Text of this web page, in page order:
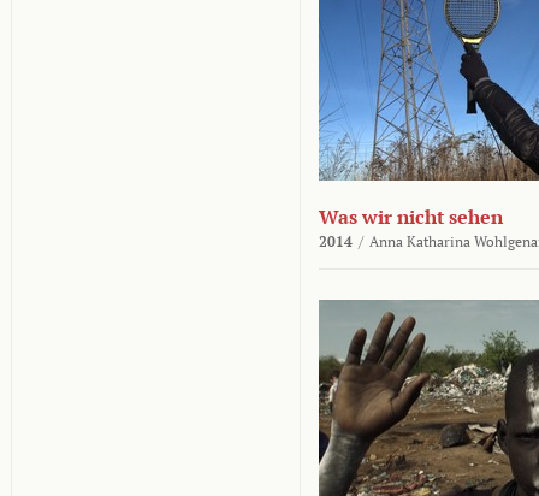
Was wir nicht sehen
2014 / Anna Katharina